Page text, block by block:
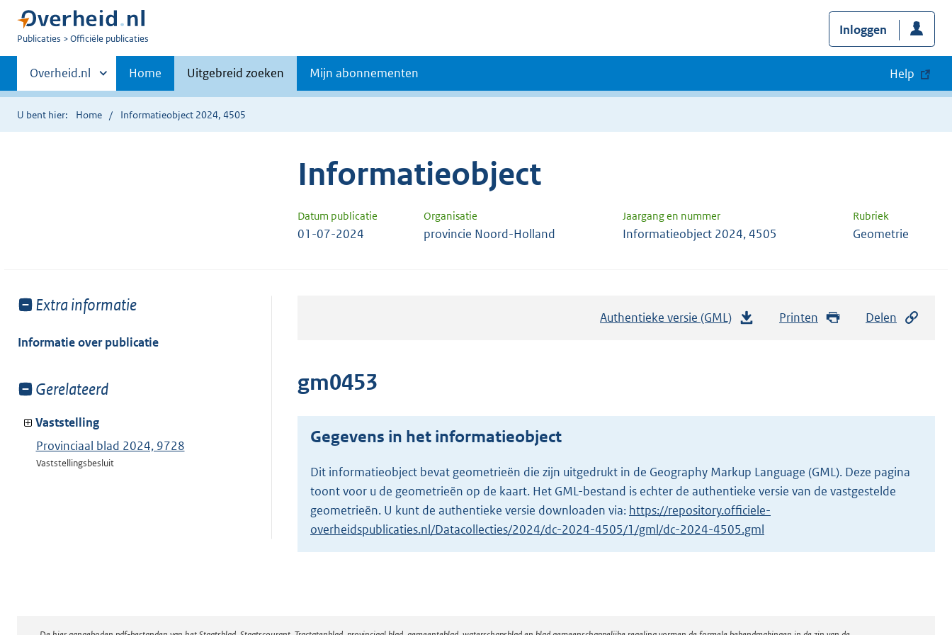
U
Publicaties Officiële publicaties
Inloggen
Primaire
navigatie
Andere
sites
binnen
Overheid.nl Home Uitgebreid zoeken Mijn abonnementen Help
U bent hier: Home Informatieobject 2024, 4505
Informatieobject
Datum publicatie Organisatie Jaargang en nummer Rubriek
01-07-2024 provincie Noord-Holland Informatieobject 2024, 4505 Geometrie
Toon
van:
Extra informatie
Informatie over publicatie
Toon
van:
Gerelateerd
Vaststelling
Provinciaal blad 2024, 9728
Vaststellingsbesluit
Authentieke versie (GML)
n
g
r
o
o
Printen Delen
gm0453
Gegevens in het informatieobject
Dit informatieobject bevat geometrieën die zijn uitgedrukt in de Geography Markup Language (GML). Deze pagina
toont voor u de geometrieën op de kaart. Het GML-bestand is echter de authentieke versie van de vastgestelde
geometrieën. U kunt de authentieke versie downloaden via: https://repository.officiele-
overheidspublicaties.nl/Datacollecties/2024/dc-2024-4505/1/gml/dc-2024-4505.gml